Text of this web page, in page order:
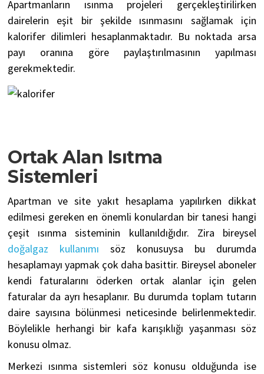
Apartmanların ısınma projeleri gerçekleştirilirken
dairelerin eşit bir şekilde ısınmasını sağlamak için
kalorifer dilimleri hesaplanmaktadır. Bu noktada arsa
payı oranına göre paylaştırılmasının yapılması
gerekmektedir.
Ortak Alan Isıtma
Sistemleri
Apartman ve site yakıt hesaplama yapılırken dikkat
edilmesi gereken en önemli konulardan bir tanesi hangi
çeşit ısınma sisteminin kullanıldığıdır. Zira bireysel
doğalgaz kullanımı söz konusuysa bu durumda
hesaplamayı yapmak çok daha basittir. Bireysel aboneler
kendi faturalarını öderken ortak alanlar için gelen
faturalar da ayrı hesaplanır. Bu durumda toplam tutarın
daire sayısına bölünmesi neticesinde belirlenmektedir.
Böylelikle herhangi bir kafa karışıklığı yaşanması söz
konusu olmaz.
Merkezi ısınma sistemleri söz konusu olduğunda ise